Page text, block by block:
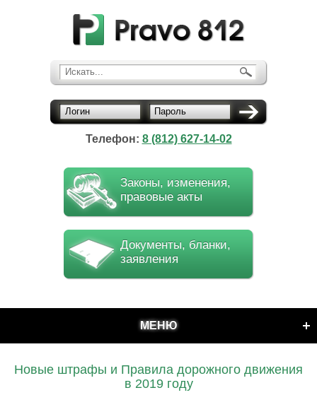
Искать...
Логин Пароль
Телефон: 8 (812) 627-14-02
Законы, изменения,
правовые акты
Документы, бланки,
заявления
МЕНЮ
Новые штрафы и Правила дорожного движения
в 2019 году